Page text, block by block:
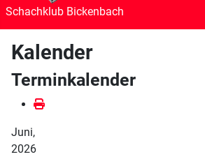
Schachklub Bickenbach
Kalender
Terminkalender
Juni,
2026